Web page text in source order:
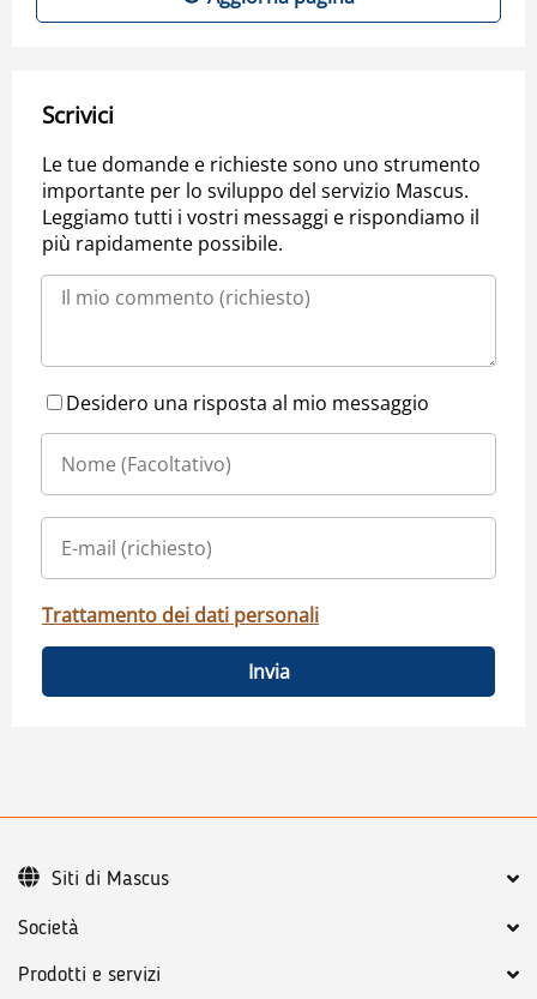
Scrivici
Le tue domande e richieste sono uno strumento
importante per lo sviluppo del servizio Mascus.
Leggiamo tutti i vostri messaggi e rispondiamo il
più rapidamente possibile.
Desidero una risposta al mio messaggio
Trattamento dei dati personali
Invia
Società
Prodotti e servizi
Siti di Mascus